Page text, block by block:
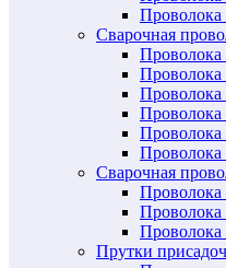
Проволока
Сварочная
Проволока
Проволока
Проволока
Проволока
Проволока
Проволока
Сварочная
Проволока
Проволока
Проволока
Прутки